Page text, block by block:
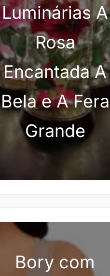
Luminárias A
Rosa
Encantada A
Bela e A Fera
Grande
Bory com